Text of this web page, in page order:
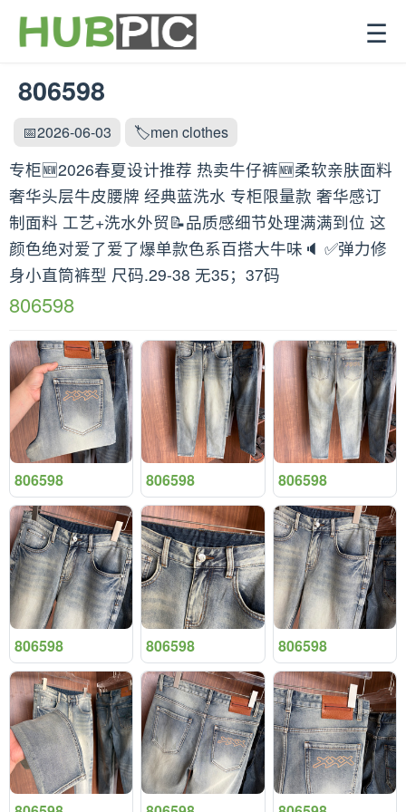
☰
806598
📅2026-06-03 🏷️men clothes
专柜🆕2026春夏设计推荐 热卖牛仔裤🆕柔软亲肤面料
奢华头层牛皮腰牌 经典蓝洗水 专柜限量款 奢华感订
制面料 工艺+洗水外贸📝品质感细节处理满满到位 这
颜色绝对爱了爱了爆单款色系百搭大牛味🔈 ✅弹力修
身小直筒裤型 尺码.29-38 无35；37码
806598
806598 806598 806598
806598 806598 806598